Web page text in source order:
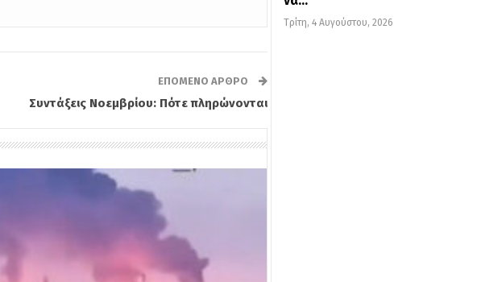
ΕΠΌΜΕΝΟ ΆΡΘΡΟ
Συντάξεις Νοεμβρίου: Πότε πληρώνονται
Τρίτη, 4 Αυγούστου, 2026